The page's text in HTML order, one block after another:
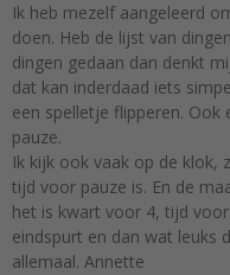
Ik heb mezelf aangeleerd
doen. Heb de lijst van
dingen gedaan dan denkt
dat kan inderdaad iets
een spelletje flipperen. Ook
pauze.
Ik kijk ook vaak op de klok,
tijd voor pauze is. En de
het is kwart voor 4, tijd
eindspurt en dan wat leuks
allemaal. Annette